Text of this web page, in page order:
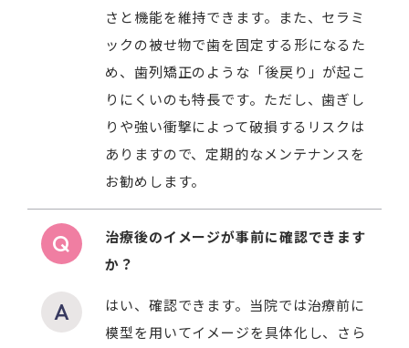
さと機能を維持できます。また、セラミ
ックの被せ物で歯を固定する形になるた
め、歯列矯正のような「後戻り」が起こ
りにくいのも特長です。ただし、歯ぎし
りや強い衝撃によって破損するリスクは
ありますので、定期的なメンテナンスを
お勧めします。
治療後のイメージが事前に確認できます
か？
はい、確認できます。当院では治療前に
模型を用いてイメージを具体化し、さら